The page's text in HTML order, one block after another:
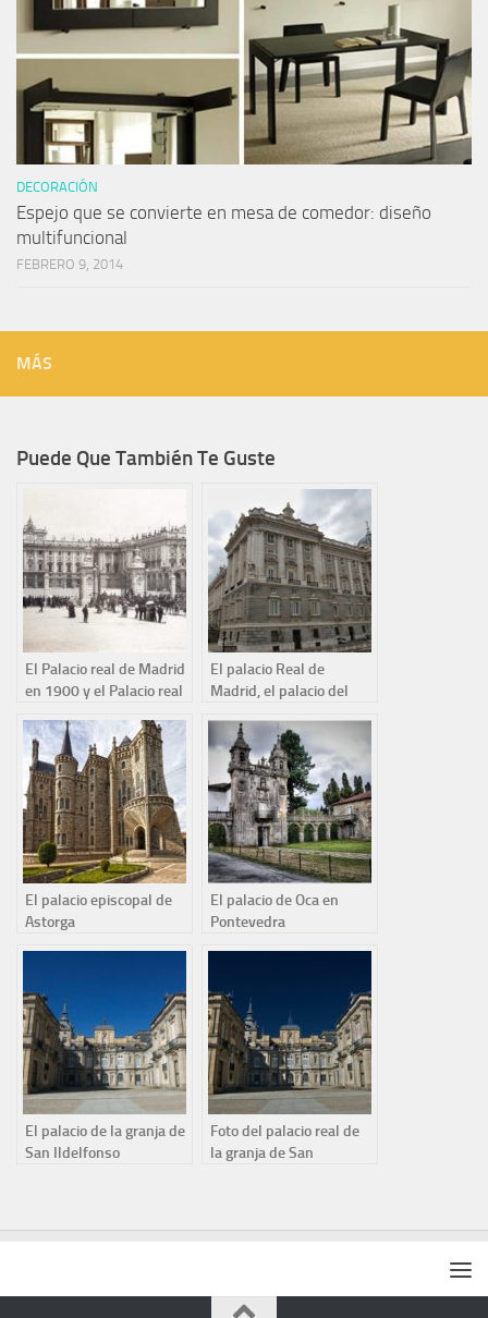
DECORACIÓN
Espejo que se convierte en mesa de comedor: diseño
multifuncional
FEBRERO 9, 2014
MÁS
Puede Que También Te Guste
El Palacio real de Madrid
en 1900 y el Palacio real
El palacio Real de
Madrid, el palacio del
El palacio episcopal de
Astorga
El palacio de Oca en
Pontevedra
El palacio de la granja de
San Ildelfonso
Foto del palacio real de
la granja de San